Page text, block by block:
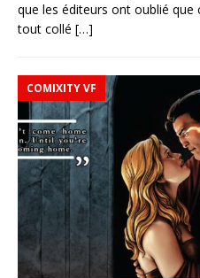
que les éditeurs ont oublié
tout collé […]
COMIXITY VF